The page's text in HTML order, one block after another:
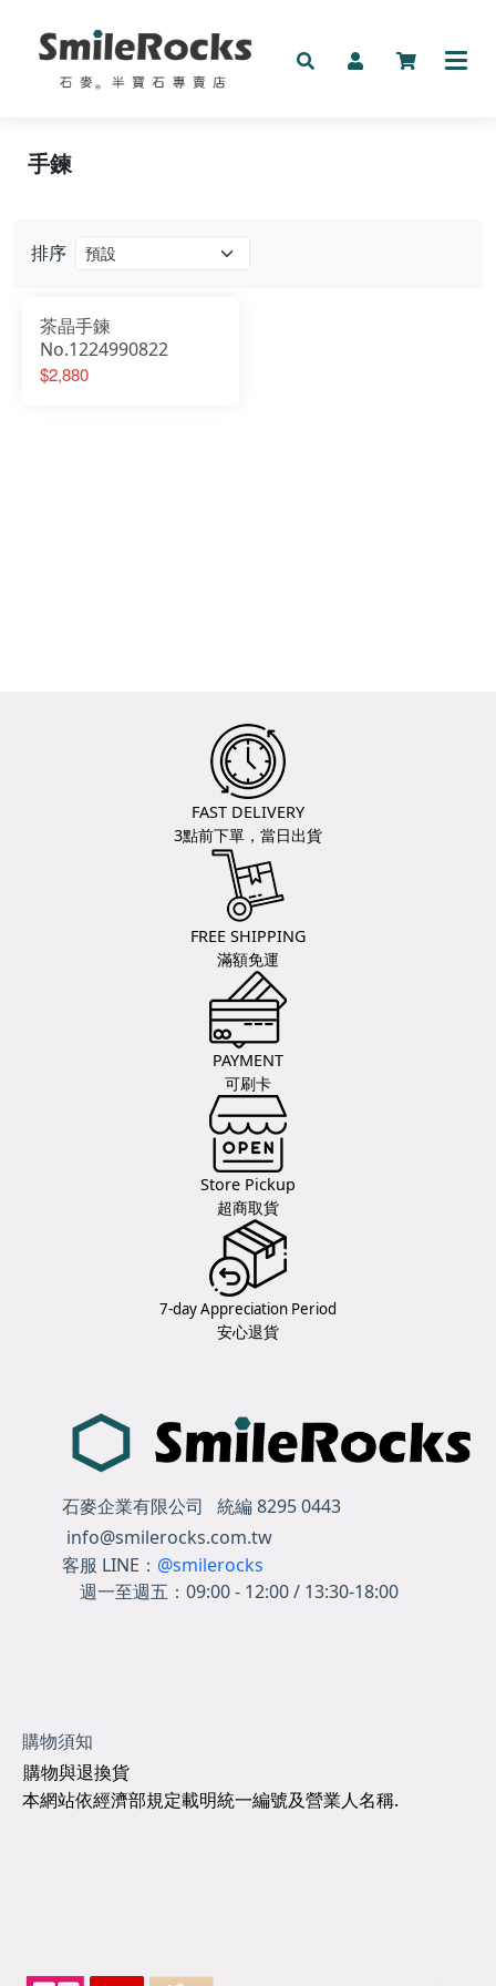
新品
手鍊
按分類收藏
其它
排序
茶晶手鍊
No.1224990822
$2,880
手鍊
FAST DELIVERY
3點前下單，當日出貨
FREE SHIPPING
滿額免運
PAYMENT
可刷卡
Store Pickup
超商取貨
7-day Appreciation Period
安心退貨
石麥企業有限公司 統編 8295 0443
info@smilerocks.com.tw
客服 LINE： @smilerocks
週一至週五： 09:00 - 12:00 / 13:30-18:00
購物須知
購物與退換貨
本網站依經濟部規定載明統一編號及營業人名稱.